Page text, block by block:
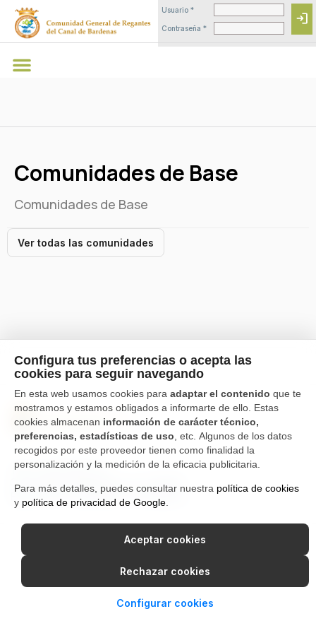
Configura tus preferencias o acepta las
cookies para seguir navegando
En esta web usamos cookies para adaptar el contenido que te
mostramos y estamos obligados a informarte de ello. Estas
cookies almacenan información de carácter técnico,
preferencias, estadísticas de uso , etc. Algunos de los datos
recogidos por este proveedor tienen como finalidad la
personalización y la medición de la eficacia publicitaria.
Para más detalles, puedes consultar nuestra política de cookies
y política de privacidad de Google
Aceptar cookies
Rechazar cookies
Configurar cookies
Usuario *
Contraseña *
login
Comunidades de Base
Comunidades de Base
Ver todas las comunidades
Tfno. 976 662 311
Ctra Gallur-Sangüesa s/n 50600
Ejea de los Caballeros, Zaragoza
Canal Interno de InformaciónPolítica de privacidad